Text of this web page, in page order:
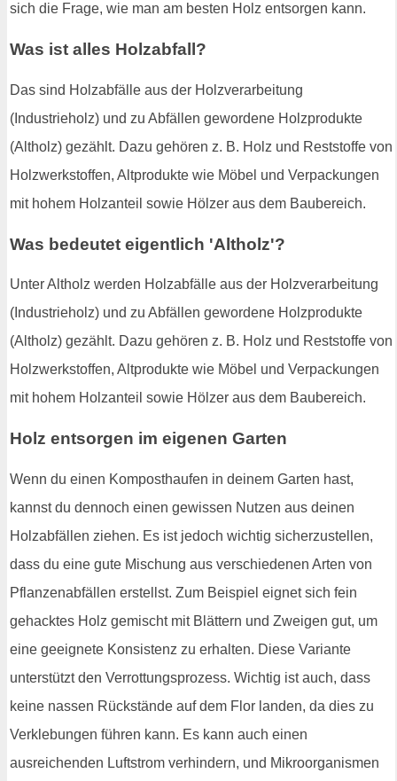
sich die Frage, wie man am besten Holz entsorgen kann.
Was ist alles Holzabfall?
Das sind Holzabfälle aus der Holzverarbeitung
(Industrieholz) und zu Abfällen gewordene Holzprodukte
(Altholz) gezählt. Dazu gehören z. B. Holz und Reststoffe von
Holzwerkstoffen, Altprodukte wie Möbel und Verpackungen
mit hohem Holzanteil sowie Hölzer aus dem Baubereich.
Was bedeutet eigentlich 'Altholz'?
Unter Altholz werden Holzabfälle aus der Holzverarbeitung
(Industrieholz) und zu Abfällen gewordene Holzprodukte
(Altholz) gezählt. Dazu gehören z. B. Holz und Reststoffe von
Holzwerkstoffen, Altprodukte wie Möbel und Verpackungen
mit hohem Holzanteil sowie Hölzer aus dem Baubereich.
Holz entsorgen im eigenen Garten
Wenn du einen Komposthaufen in deinem Garten hast,
kannst du dennoch einen gewissen Nutzen aus deinen
Holzabfällen ziehen. Es ist jedoch wichtig sicherzustellen,
dass du eine gute Mischung aus verschiedenen Arten von
Pflanzenabfällen erstellst. Zum Beispiel eignet sich fein
gehacktes Holz gemischt mit Blättern und Zweigen gut, um
eine geeignete Konsistenz zu erhalten. Diese Variante
unterstützt den Verrottungsprozess. Wichtig ist auch, dass
keine nassen Rückstände auf dem Flor landen, da dies zu
Verklebungen führen kann. Es kann auch einen
ausreichenden Luftstrom verhindern, und Mikroorganismen